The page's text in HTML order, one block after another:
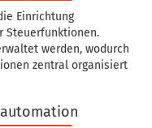
Einrichtung
Steuerfunktionen.
werden, wodurch
zentral organisiert